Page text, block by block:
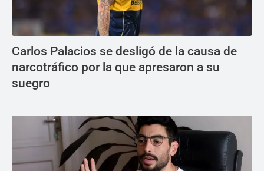
Carlos Palacios se desligó de la causa de
narcotráfico por la que apresaron a su
suegro